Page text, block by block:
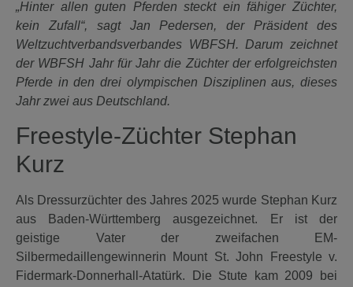
„Hinter allen guten Pferden steckt ein fähiger Züchter,
kein Zufall“, sagt Jan Pedersen, der Präsident des
Weltzuchtverbandsverbandes WBFSH. Darum zeichnet
der WBFSH Jahr für Jahr die Züchter der erfolgreichsten
Pferde in den drei olympischen Disziplinen aus, dieses
Jahr zwei aus Deutschland.
Freestyle-Züchter Stephan
Kurz
Als Dressurzüchter des Jahres 2025 wurde Stephan Kurz
aus Baden-Württemberg ausgezeichnet. Er ist der
geistige Vater der zweifachen EM-
Silbermedaillengewinnerin Mount St. John Freestyle v.
Fidermark-Donnerhall-Atatürk. Die Stute kam 2009 bei